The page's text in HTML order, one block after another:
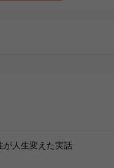
が人生変えた実話